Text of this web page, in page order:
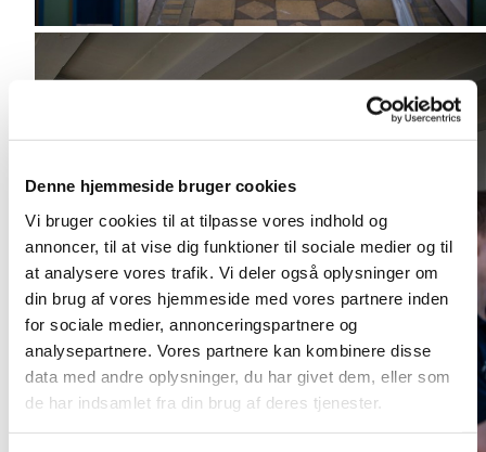
Denne hjemmeside bruger cookies
Vi bruger cookies til at tilpasse vores indhold og
annoncer, til at vise dig funktioner til sociale medier og til
at analysere vores trafik. Vi deler også oplysninger om
din brug af vores hjemmeside med vores partnere inden
for sociale medier, annonceringspartnere og
analysepartnere. Vores partnere kan kombinere disse
data med andre oplysninger, du har givet dem, eller som
de har indsamlet fra din brug af deres tjenester.